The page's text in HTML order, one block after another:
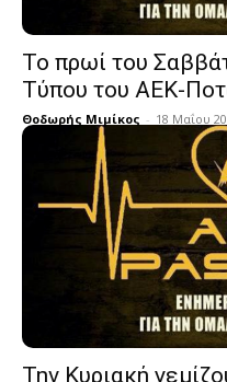
Το πρωί του
Τύπου του ΑΕΚ-
Θοδωρής Μιμίκος - 18 Μαΐου
Την Κυριακή